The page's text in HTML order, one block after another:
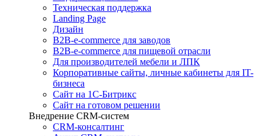
Техническая поддержка
Landing Page
Дизайн
B2B-e-commerce для заводов
B2B-e-commerce для пищевой отрасли
Для производителей мебели и ЛПК
Корпоративные сайты, личные кабинеты для IT-
бизнеса
Сайт на 1С-Битрикс
Сайт на готовом решении
Внедрение CRM-систем
CRM-консалтинг